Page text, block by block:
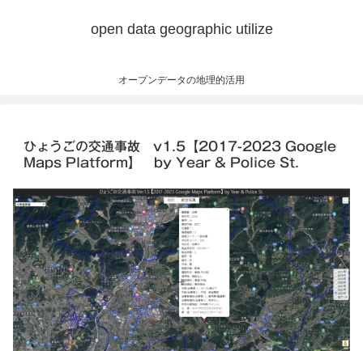
open data geographic utilize
オープンデータの地理的活用
ひょうごの交通事故 v1.5【2017-2023 Google
Maps Platform】 by Year & Police St.